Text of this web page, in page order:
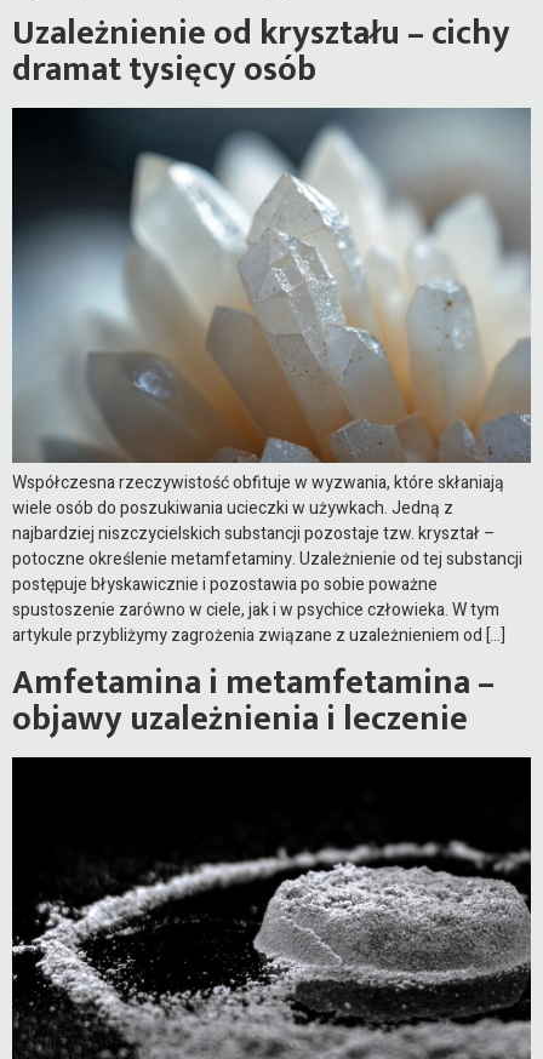
Uzależnienie od kryształu – cichy
dramat tysięcy osób
Współczesna rzeczywistość obfituje w wyzwania, które skłaniają
wiele osób do poszukiwania ucieczki w używkach. Jedną z
najbardziej niszczycielskich substancji pozostaje tzw. kryształ –
potoczne określenie metamfetaminy. Uzależnienie od tej substancji
postępuje błyskawicznie i pozostawia po sobie poważne
spustoszenie zarówno w ciele, jak i w psychice człowieka. W tym
artykule przybliżymy zagrożenia związane z uzależnieniem od […]
Amfetamina i metamfetamina –
objawy uzależnienia i leczenie